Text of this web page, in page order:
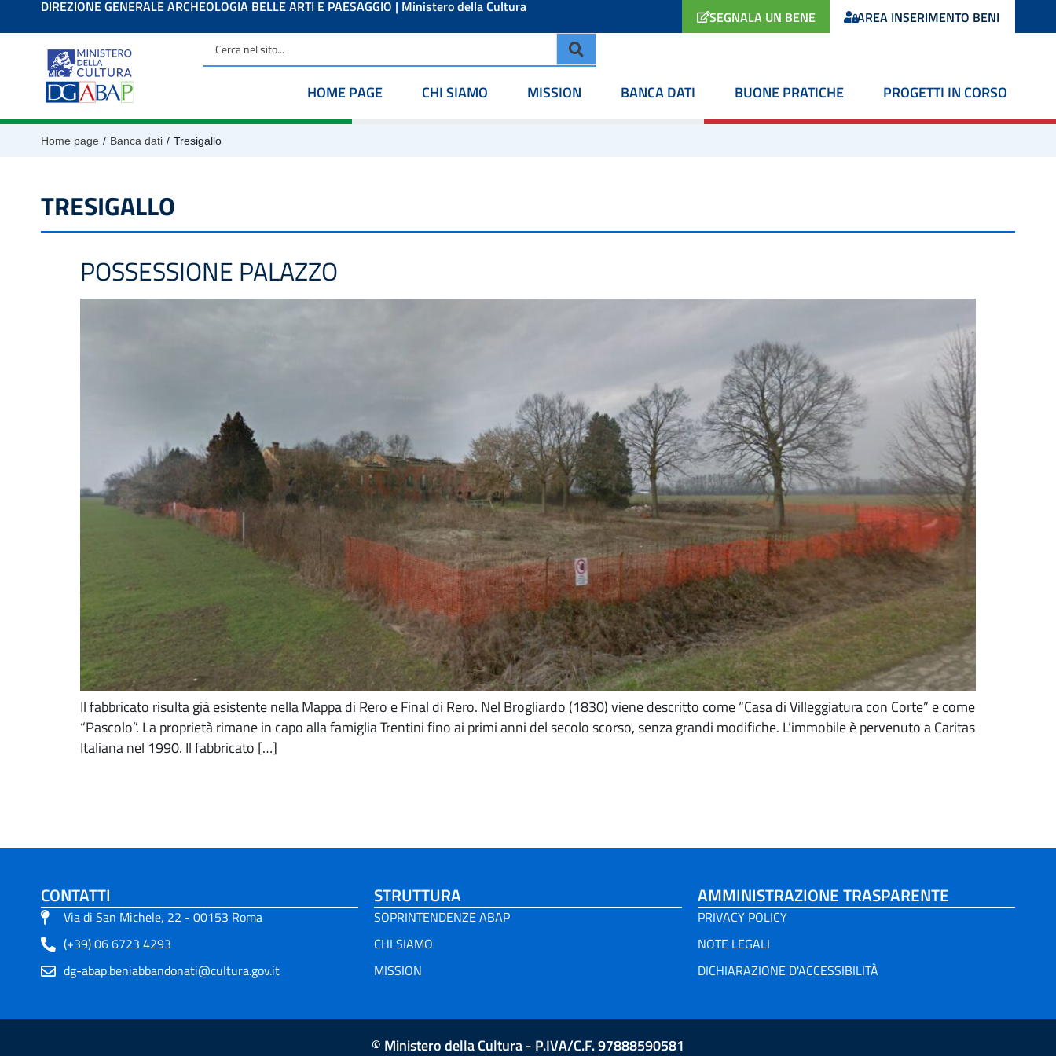
contenutoDIREZIONE GENERALE ARCHEOLOGIA BELLE ARTI E PAESAGGIO | Ministero della Cultura
SEGNALA UN BENE AREA INSERIMENTO BENI
HOME PAGE CHI SIAMO MISSION BANCA DATI BUONE PRATICHE PROGETTI IN CORSO
Home page / Banca dati / Tresigallo
TRESIGALLO
POSSESSIONE PALAZZO
Il fabbricato risulta già esistente nella Mappa di Rero e Final di Rero. Nel Brogliardo (1830) viene descritto come “Casa di Villeggiatura con Corte” e come
“Pascolo”. La proprietà rimane in capo alla famiglia Trentini fino ai primi anni del secolo scorso, senza grandi modifiche. L’immobile è pervenuto a Caritas
Italiana nel 1990. Il fabbricato […]
CONTATTI
Via di San Michele, 22 - 00153 Roma
(+39) 06 6723 4293
dg-abap.beniabbandonati@cultura.gov.it
STRUTTURA
SOPRINTENDENZE ABAP
CHI SIAMO
MISSION
AMMINISTRAZIONE TRASPARENTE
PRIVACY POLICY
NOTE LEGALI
DICHIARAZIONE D'ACCESSIBILITÀ
© Ministero della Cultura - P.IVA/C.F. 97888590581